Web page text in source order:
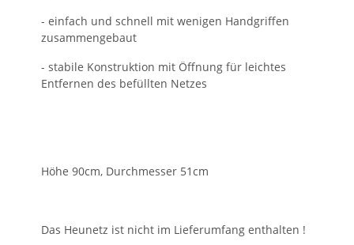
- einfach und schnell mit wenigen Handgriffen
zusammengebaut
- stabile Konstruktion mit Öffnung für leichtes
Entfernen des befüllten Netzes
Höhe 90cm, Durchmesser 51cm
Das Heunetz ist nicht im Lieferumfang enthalten !